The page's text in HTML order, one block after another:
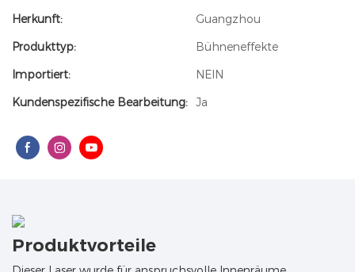
Herkunft:
Guangzhou
Produkttyp:
Bühneneffekte
Importiert:
NEIN
Kundenspezifische Bearbeitung: Ja
Produktvorteile